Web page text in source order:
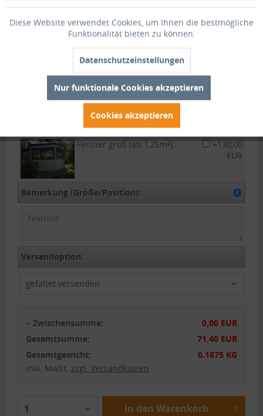
Hohlsaum :
mittels Eisen- oder Metallstange
Fenster klein (bis 1,25m²):
Fenster groß (ab 1,25m²):
+130,00
EUR
Bemerkung (Größe/Position):
Versandoption:
gefaltet versenden
+Zwischensumme:
0,00 EUR
Gesamtsumme:
71,40 EUR
Gesamtgewicht:
0.1875 KG
inkl. MwSt. zzgl. Versandkosten
1 In den Warenkorb
Diese Website verwendet Cookies, um Ihnen die bestmögliche
Funktionalität bieten zu können.
Datenschutzeinstellungen
Nur funktionale Cookies akzeptieren
Cookies akzeptieren